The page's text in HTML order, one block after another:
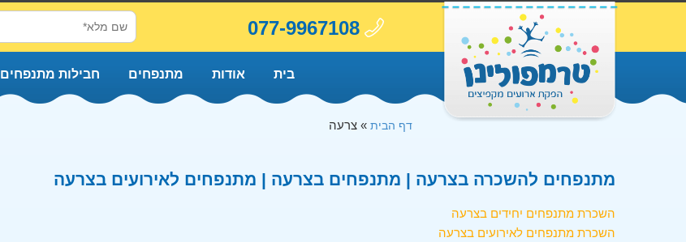
077-9967108
בית אודות מתנפחים חבילות מתנפחים
דף הבית » צרעה
מתנפחים להשכרה בצרעה | מתנפחים בצרעה | מתנפחים לאירועים בצרעה
השכרת מתנפחים יחידים בצרעה
השכרת מתנפחים לאירועים בצרעה